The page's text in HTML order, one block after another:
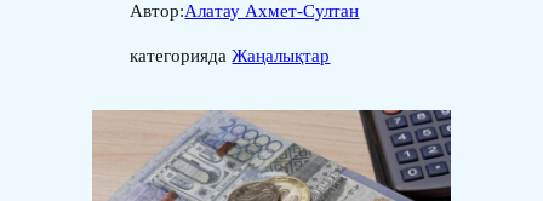
Автор:Алатау Ахмет-Султан
категориядаЖаңалықтар